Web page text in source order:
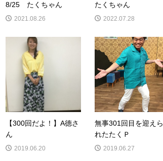
8/25 たくちゃん
2021.08.26
たくちゃん
2022.07.28
【300回だよ！】A德さ
ん
2019.06.20
無事301回目を迎えら
れたたくＰ
2019.06.27